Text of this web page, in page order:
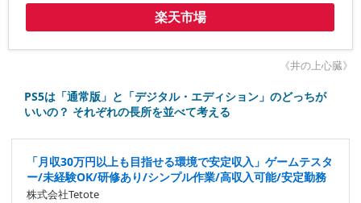
楽天市場
《井の上心臓》
PS5は「通常版」と「デジタル・エディション」のどっちが
いいの？ それぞれの長所を並べて考える
「月収30万円以上も目指せる環境で安定収入」ゲームテスタ
ー/未経験OK/研修あり/シンプル作業/高収入可能/安定勤務
株式会社Tetote